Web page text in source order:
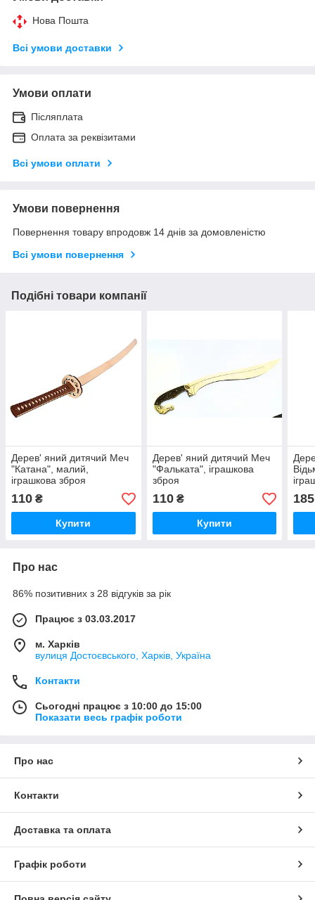
Нова Пошта
Всі умови доставки
Умови оплати
Післяплата
Оплата за реквізитами
Всі умови оплати
Умови повернення
Повернення товару впродовж 14 днів за домовленістю
Всі умови повернення
Подібні товари компанії
Дерев' яний дитячий Меч
"Катана", малий,
іграшкова зброя
110 ₴
Купити
Дерев' яний дитячий Меч
"Фальката", іграшкова
зброя
110₴
Купити
185
Про нас
86% позитивних з 28 відгуків за рік
Працює з 03.03.2017
м. Харків
вулиця Достоєвського, Харків, Україна
Контакти
Сьогодні працює з 10:00 до 15:00
Показати весь графік роботи
Про нас
Контакти
Доставка та оплата
Графік роботи